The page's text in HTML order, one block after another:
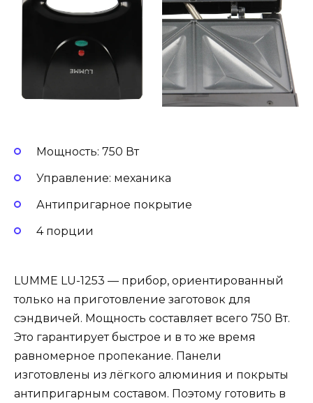
Мощность: 750 Вт
Управление: механика
Антипригарное покрытие
4 порции
LUMME LU-1253 — прибор, ориентированный
только на приготовление заготовок для
сэндвичей. Мощность составляет всего 750 Вт.
Это гарантирует быстрое и в то же время
равномерное пропекание. Панели
изготовлены из лёгкого алюминия и покрыты
антипригарным составом. Поэтому готовить в